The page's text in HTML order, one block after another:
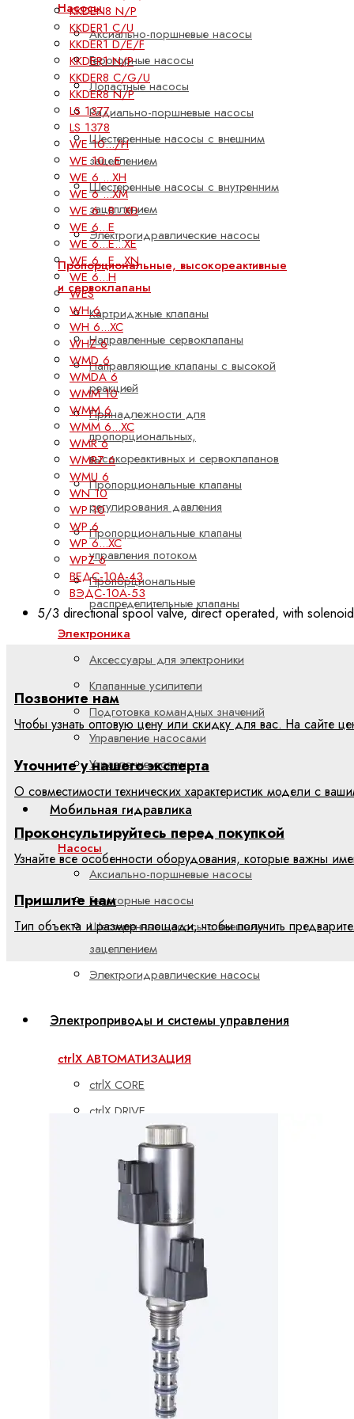
Насосы
Аксиально-поршневые насосы
Героторные насосы
Лопастные насосы
Радиально-поршневые насосы
Шестеренные насосы с внешним
зацеплением
Шестеренные насосы с внутренним
зацеплением
Электрогидравлические насосы
Пропорциональные, высокореактивные
и сервоклапаны
Картриджные клапаны
Направленные сервоклапаны
Направляющие клапаны с высокой
реакцией
Принадлежности для
пропорциональных,
высокореактивных и сервоклапанов
Пропорциональные клапаны
регулирования давления
Пропорциональные клапаны
управления потоком
Пропорциональные
распределительные клапаны
Электроника
Аксессуары для электроники
Клапанные усилители
Подготовка командных значений
Управление насосами
Управление осями
Мобильная гидравлика
Насосы
Аксиально-поршневые насосы
Героторные насосы
Шестеренные насосы с внешним
зацеплением
Электрогидравлические насосы
Электроприводы и системы управления
ctrlX АВТОМАТИЗАЦИЯ
ctrlX CORE
ctrlX DRIVE
ctrlX IOT
ctrlX IPC
ctrlX MOTION
Встроенные системы управления
KKDEN8 N/P
KKDER1 C/U
KKDER1 D/E/F
KKDER1 N/P
KKDER8 C/G/U
KKDER8 N/P
LS 1377
LS 1378
WE 10.../H
WE 10...E
WE 6 ...XH
WE 6 ...XM
WE 6...B...XD
WE 6...E
WE 6...E...XE
WE 6...E...XN
WE 6...H
WES
WH 6
WH 6...XC
WHZ 6
WMD 6
WMDA 6
WMM 10
WMM 6
WMM 6...XC
WMR 6
WMRZ 6
WMU 6
WN 10
WP 10
WP 6
WP 6...XC
WPZ 6
ВЕДС-10А-43
ВЭДС-10А-53
5/3 directional spool valve, direct operated, with
Позвоните нам
Чтобы узнать оптовую цену или скидку для вас. На сайте
Уточните у нашего эксперта
О совместимости технических характеристик модели с
Проконсультируйтесь перед покупкой
Узнайте все особенности оборудования, которые важны
Пришлите нам
Тип объекта и размер площади, чтобы получить